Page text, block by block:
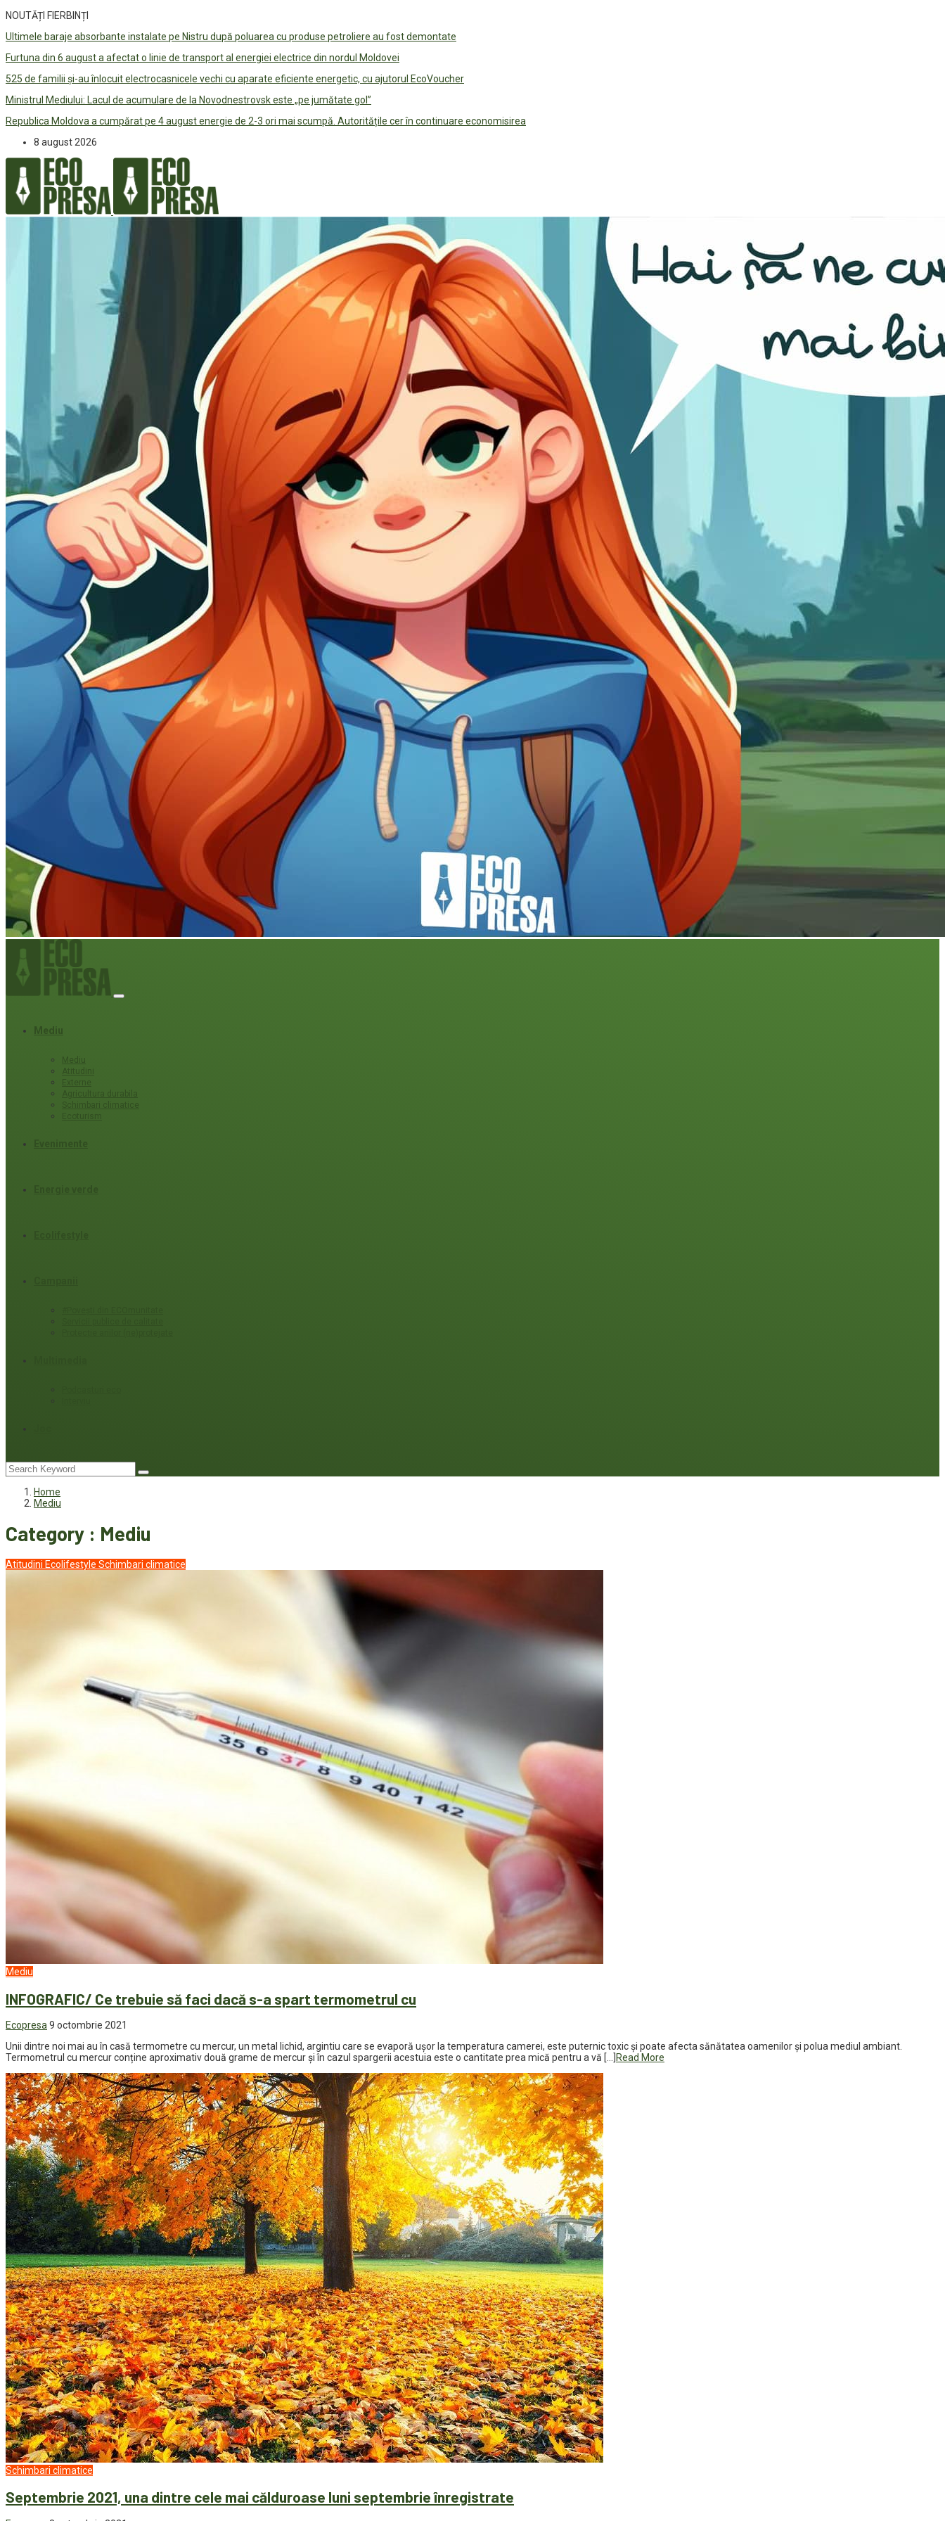
NOUTĂȚI FIERBINȚI
Ultimele baraje absorbante instalate pe Nistru după poluarea cu produse petroliere au fost demontate
Furtuna din 6 august a afectat o linie de transport al energiei electrice din nordul Moldovei
525 de familii și-au înlocuit electrocasnicele vechi cu aparate eficiente energetic, cu ajutorul EcoVoucher
Ministrul Mediului: Lacul de acumulare de la Novodnestrovsk este „pe jumătate gol”
Republica Moldova a cumpărat pe 4 august energie de 2-3 ori mai scumpă. Autoritățile cer în continuare economisirea
8 august 2026
Mediu
Mediu
Atitudini
Externe
Agricultura durabila
Schimbari climatice
Ecoturism
Home
Mediu
Category : Mediu
Atitudini Ecolifestyle Schimbari climatice
Mediu
INFOGRAFIC/ Ce trebuie să faci dacă s-a spart termometrul cu
Ecopresa 9 octombrie 2021
Unii dintre noi mai au în casă termometre cu mercur, un metal lichid, argintiu care se evaporă ușor la temperatura camerei, este puternic toxic și poate afecta sănătatea oamenilor și polua mediul ambiant.
Termometrul cu mercur conține aproximativ două grame de mercur și în cazul spargerii acestuia este o cantitate prea mică pentru a vă […]
Read More
Schimbari climatice
Septembrie 2021, una dintre cele mai călduroase luni septembrie înregistrate